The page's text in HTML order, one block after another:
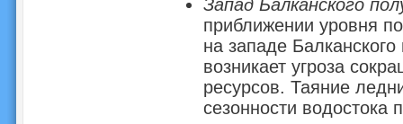
Запад Балканского
приближении уровня
на западе
возникает угроза
ресурсов. Таяние
сезонности водостока